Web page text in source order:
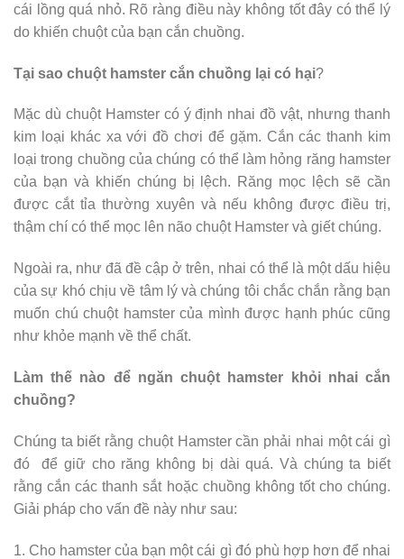
cái lồng quá nhỏ. Rõ ràng điều này không tốt đây có thể lý
do khiến chuột của bạn cắn chuồng.
Tại sao chuột hamster cắn chuồng lại có hại?
Mặc dù chuột Hamster có ý định nhai đồ vật, nhưng thanh
kim loại khác xa với đồ chơi để gặm. Cắn các thanh kim
loại trong chuồng của chúng có thể làm hỏng răng hamster
của bạn và khiến chúng bị lệch. Răng mọc lệch sẽ cần
được cắt tỉa thường xuyên và nếu không được điều trị,
thậm chí có thể mọc lên não chuột Hamster và giết chúng.
Ngoài ra, như đã đề cập ở trên, nhai có thể là một dấu hiệu
của sự khó chịu về tâm lý và chúng tôi chắc chắn rằng bạn
muốn chú chuột hamster của mình được hạnh phúc cũng
như khỏe mạnh về thể chất.
Làm thế nào để ngăn chuột hamster khỏi nhai cắn
chuồng?
Chúng ta biết rằng chuột Hamster cần phải nhai một cái gì
đó để giữ cho răng không bị dài quá. Và chúng ta biết
rằng cắn các thanh sắt hoặc chuồng không tốt cho chúng.
Giải pháp cho vấn đề này như sau:
1. Cho hamster của bạn một cái gì đó phù hợp hơn để nhai